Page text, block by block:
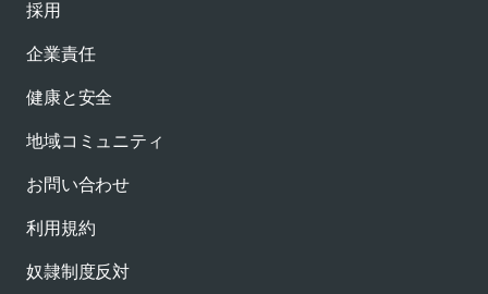
採用
企業責任
健康と安全
地域コミュニティ
お問い合わせ
利用規約
奴隷制度反対